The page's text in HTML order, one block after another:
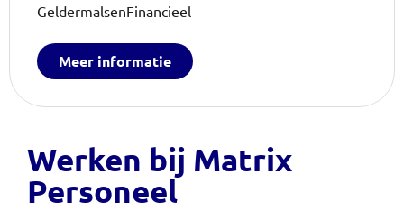
GeldermalsenFinancieel
Meer informatie
Werken bij Matrix
Personeel